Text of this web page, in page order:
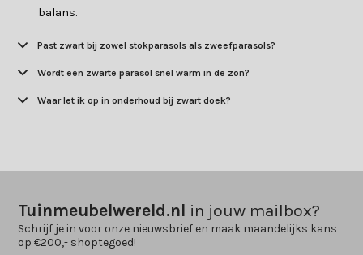
balans.
Past zwart bij zowel stokparasols als zweefparasols?
Wordt een zwarte parasol snel warm in de zon?
Waar let ik op in onderhoud bij zwart doek?
Tuinmeubelwereld.nl in jouw mailbox?
Schrijf je in voor onze nieuwsbrief en maak maandelijks kans
op €200,- shoptegoed!